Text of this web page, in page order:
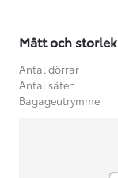
Mått och storlek
Antal dörrar
Antal säten
Bagageutrymme